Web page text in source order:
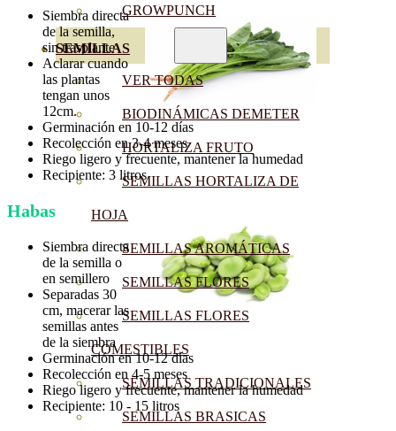
GROWPUNCH
SEMILLAS
VER TODAS
BIODINÁMICAS DEMETER
HORTALIZA FRUTO
SEMILLAS HORTALIZA DE
HOJA
SEMILLAS AROMÁTICAS
SEMILLAS FLORES
SEMILLAS FLORES
COMESTIBLES
SEMILLAS TRADICIONALES
SEMILLAS BRASICAS
Siembra directa
de la semilla,
sin trasplante
Aclarar cuando
las plantas
tengan unos
12cm.
Germinación en 10-12 días
Recolección en 3-4 meses
Riego ligero y frecuente, mantener la humedad
Recipiente: 3 litros
Habas
Siembra directa
de la semilla o
en semillero
Separadas 30
cm, macerar las
semillas antes
de la siembra
Germinación en 10-12 días
Recolección en 4-5 meses
Riego ligero y frecuente, mantener la humedad
Recipiente: 10 - 15 litros